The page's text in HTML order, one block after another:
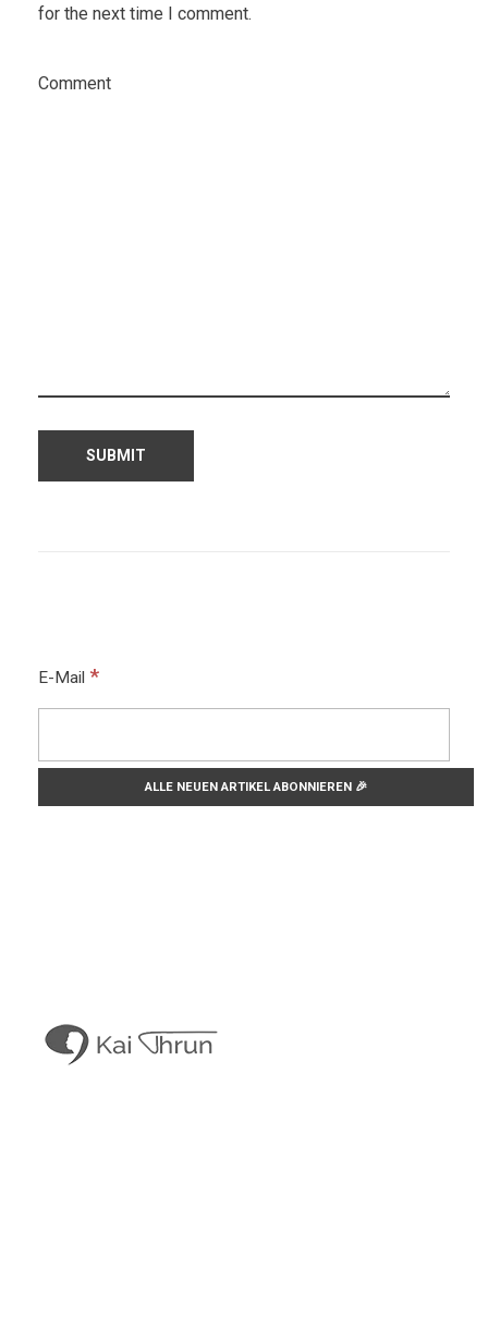
for the next time I comment.
Comment
E-Mail *